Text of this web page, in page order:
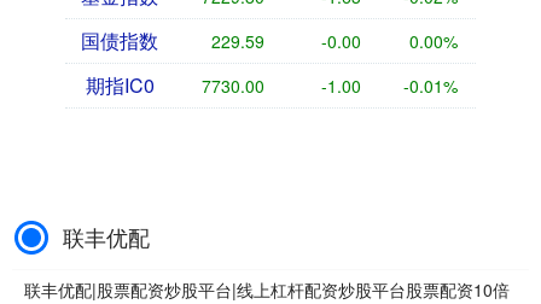
国债指数 229.59 -0.00 0.00%
期指IC0 7730.00 -1.00 -0.01%
联丰优配
联丰优配|股票配资炒股平台|线上杠杆配资炒股平台股票配资10倍